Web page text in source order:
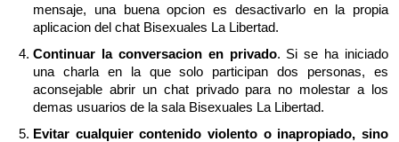
mensaje, una buena opcion es desactivarlo en la propia
aplicacion del chat Bisexuales La Libertad.
Continuar la conversacion en privado. Si se ha iniciado
una charla en la que solo participan dos personas, es
aconsejable abrir un chat privado para no molestar a los
demas usuarios de la sala Bisexuales La Libertad.
Evitar cualquier contenido violento o inapropiado, sino